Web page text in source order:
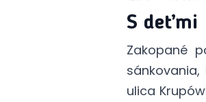
S deťmi
Zakopané
ulica